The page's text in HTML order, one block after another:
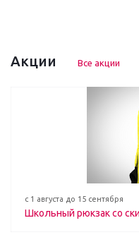
Акции Все акции
с 1 августа до 15 сентября
Школьный рюкзак со